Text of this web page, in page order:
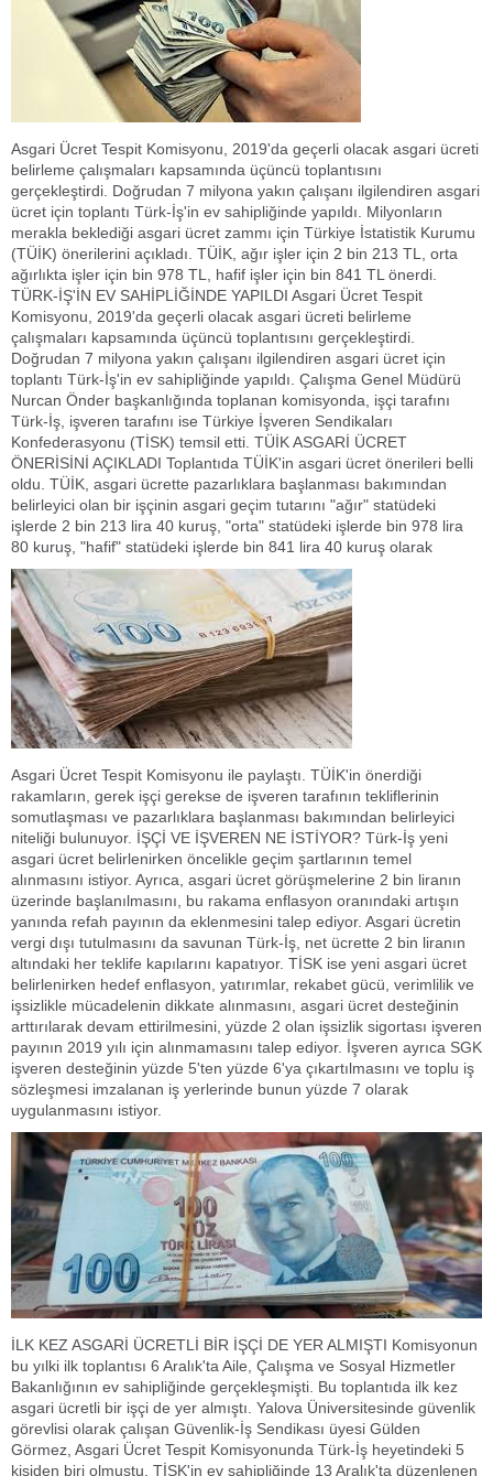
Asgari Ücret Tespit Komisyonu, 2019'da geçerli olacak asgari ücreti
belirleme çalışmaları kapsamında üçüncü toplantısını
gerçekleştirdi. Doğrudan 7 milyona yakın çalışanı ilgilendiren asgari
ücret için toplantı Türk-İş'in ev sahipliğinde yapıldı. Milyonların
merakla beklediği asgari ücret zammı için Türkiye İstatistik Kurumu
(TÜİK) önerilerini açıkladı. TÜİK, ağır işler için 2 bin 213 TL, orta
ağırlıkta işler için bin 978 TL, hafif işler için bin 841 TL önerdi.
TÜRK-İŞ'İN EV SAHİPLİĞİNDE YAPILDI Asgari Ücret Tespit
Komisyonu, 2019'da geçerli olacak asgari ücreti belirleme
çalışmaları kapsamında üçüncü toplantısını gerçekleştirdi.
Doğrudan 7 milyona yakın çalışanı ilgilendiren asgari ücret için
toplantı Türk-İş'in ev sahipliğinde yapıldı. Çalışma Genel Müdürü
Nurcan Önder başkanlığında toplanan komisyonda, işçi tarafını
Türk-İş, işveren tarafını ise Türkiye İşveren Sendikaları
Konfederasyonu (TİSK) temsil etti. TÜİK ASGARİ ÜCRET
ÖNERİSİNİ AÇIKLADI Toplantıda TÜİK'in asgari ücret önerileri belli
oldu. TÜİK, asgari ücrette pazarlıklara başlanması bakımından
belirleyici olan bir işçinin asgari geçim tutarını "ağır" statüdeki
işlerde 2 bin 213 lira 40 kuruş, "orta" statüdeki işlerde bin 978 lira
80 kuruş, "hafif" statüdeki işlerde bin 841 lira 40 kuruş olarak
Asgari Ücret Tespit Komisyonu ile paylaştı. TÜİK'in önerdiği
rakamların, gerek işçi gerekse de işveren tarafının tekliflerinin
somutlaşması ve pazarlıklara başlanması bakımından belirleyici
niteliği bulunuyor. İŞÇİ VE İŞVEREN NE İSTİYOR? Türk-İş yeni
asgari ücret belirlenirken öncelikle geçim şartlarının temel
alınmasını istiyor. Ayrıca, asgari ücret görüşmelerine 2 bin liranın
üzerinde başlanılmasını, bu rakama enflasyon oranındaki artışın
yanında refah payının da eklenmesini talep ediyor. Asgari ücretin
vergi dışı tutulmasını da savunan Türk-İş, net ücrette 2 bin liranın
altındaki her teklife kapılarını kapatıyor. TİSK ise yeni asgari ücret
belirlenirken hedef enflasyon, yatırımlar, rekabet gücü, verimlilik ve
işsizlikle mücadelenin dikkate alınmasını, asgari ücret desteğinin
arttırılarak devam ettirilmesini, yüzde 2 olan işsizlik sigortası işveren
payının 2019 yılı için alınmamasını talep ediyor. İşveren ayrıca SGK
işveren desteğinin yüzde 5'ten yüzde 6'ya çıkartılmasını ve toplu iş
sözleşmesi imzalanan iş yerlerinde bunun yüzde 7 olarak
uygulanmasını istiyor.
İLK KEZ ASGARİ ÜCRETLİ BİR İŞÇİ DE YER ALMIŞTI Komisyonun
bu yılki ilk toplantısı 6 Aralık'ta Aile, Çalışma ve Sosyal Hizmetler
Bakanlığının ev sahipliğinde gerçekleşmişti. Bu toplantıda ilk kez
asgari ücretli bir işçi de yer almıştı. Yalova Üniversitesinde güvenlik
görevlisi olarak çalışan Güvenlik-İş Sendikası üyesi Gülden
Görmez, Asgari Ücret Tespit Komisyonunda Türk-İş heyetindeki 5
kişiden biri olmuştu. TİSK'in ev sahipliğinde 13 Aralık'ta düzenlenen